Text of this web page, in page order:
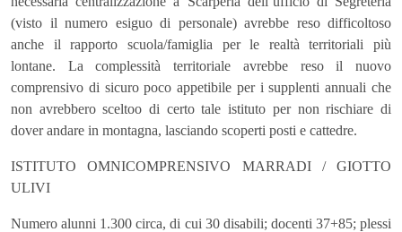
(visto il numero esiguo di personale) avrebbe reso difficoltoso
anche il rapporto scuola/famiglia per le realtà territoriali più
lontane. La complessità territoriale avrebbe reso il nuovo
comprensivo di sicuro poco appetibile per i supplenti annuali che
non avrebbero sceltoo di certo tale istituto per non rischiare di
dover andare in montagna, lasciando scoperti posti e cattedre.
ISTITUTO OMNICOMPRENSIVO MARRADI / GIOTTO
ULIVI
Numero alunni 1.300 circa, di cui 30 disabili; docenti 37+85; plessi